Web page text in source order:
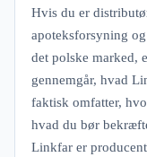
Hvis du er
apoteksforsyning
det polske marked,
gennemgår, hvad
faktisk omfatter,
hvad du bør
Linkfar er